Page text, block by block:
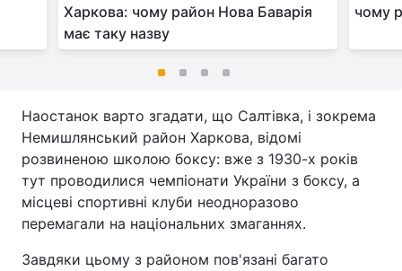
Харкова: чому район Нова Баварія
має таку назву
чому
Наостанок варто згадати, що Салтівка, і зокрема
Немишлянський район Харкова, відомі
розвиненою школою боксу: вже з 1930-х років
тут проводилися чемпіонати України з боксу, а
місцеві спортивні клуби неодноразово
перемагали на національних змаганнях.
Завдяки цьому з районом пов'язані багато